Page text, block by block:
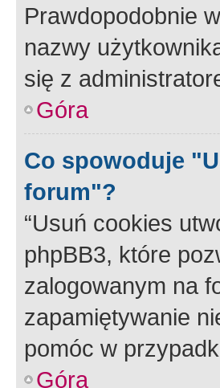
Prawdopodobnie
nazwy
się z
Góra
Co spowoduje
forum"?
“Usuń cookies
phpBB3, które
zalogowanym na
zapamiętywanie
pomóc w
Góra